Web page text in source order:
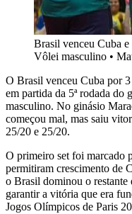
Brasil venceu Cuba
Vôlei masculino •
O Brasil venceu Cuba por 3
em partida da 5ª rodada
masculino. No ginásio
começou mal, mas saiu
25/20 e 25/20.
O primeiro set foi marcado
permitiram crescimento de
o Brasil dominou o
garantir a vitória que era
Jogos Olímpicos de Paris